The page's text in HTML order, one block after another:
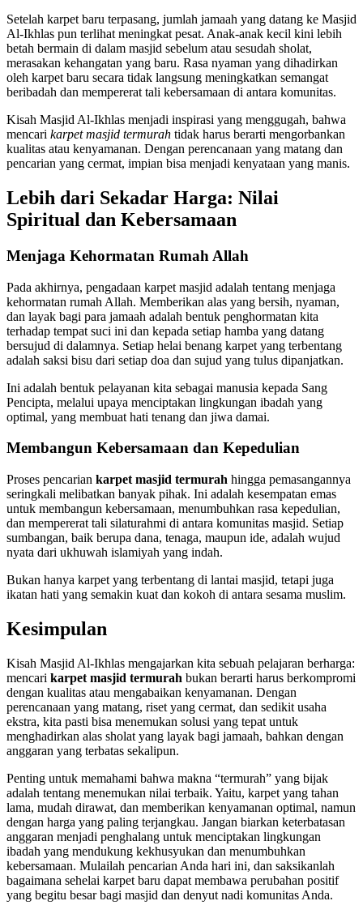
Setelah karpet baru terpasang, jumlah jamaah yang datang ke Masjid
Al-Ikhlas pun terlihat meningkat pesat. Anak-anak kecil kini lebih
betah bermain di dalam masjid sebelum atau sesudah sholat,
merasakan kehangatan yang baru. Rasa nyaman yang dihadirkan
oleh karpet baru secara tidak langsung meningkatkan semangat
beribadah dan mempererat tali kebersamaan di antara komunitas.
Kisah Masjid Al-Ikhlas menjadi inspirasi yang menggugah, bahwa
mencari karpet masjid termurah tidak harus berarti mengorbankan
kualitas atau kenyamanan. Dengan perencanaan yang matang dan
pencarian yang cermat, impian bisa menjadi kenyataan yang manis.
Lebih dari Sekadar Harga: Nilai
Spiritual dan Kebersamaan
Menjaga Kehormatan Rumah Allah
Pada akhirnya, pengadaan karpet masjid adalah tentang menjaga
kehormatan rumah Allah. Memberikan alas yang bersih, nyaman,
dan layak bagi para jamaah adalah bentuk penghormatan kita
terhadap tempat suci ini dan kepada setiap hamba yang datang
bersujud di dalamnya. Setiap helai benang karpet yang terbentang
adalah saksi bisu dari setiap doa dan sujud yang tulus dipanjatkan.
Ini adalah bentuk pelayanan kita sebagai manusia kepada Sang
Pencipta, melalui upaya menciptakan lingkungan ibadah yang
optimal, yang membuat hati tenang dan jiwa damai.
Membangun Kebersamaan dan Kepedulian
Proses pencarian karpet masjid termurah hingga pemasangannya
seringkali melibatkan banyak pihak. Ini adalah kesempatan emas
untuk membangun kebersamaan, menumbuhkan rasa kepedulian,
dan mempererat tali silaturahmi di antara komunitas masjid. Setiap
sumbangan, baik berupa dana, tenaga, maupun ide, adalah wujud
nyata dari ukhuwah islamiyah yang indah.
Bukan hanya karpet yang terbentang di lantai masjid, tetapi juga
ikatan hati yang semakin kuat dan kokoh di antara sesama muslim.
Kesimpulan
Kisah Masjid Al-Ikhlas mengajarkan kita sebuah pelajaran berharga:
mencari karpet masjid termurah bukan berarti harus berkompromi
dengan kualitas atau mengabaikan kenyamanan. Dengan
perencanaan yang matang, riset yang cermat, dan sedikit usaha
ekstra, kita pasti bisa menemukan solusi yang tepat untuk
menghadirkan alas sholat yang layak bagi jamaah, bahkan dengan
anggaran yang terbatas sekalipun.
Penting untuk memahami bahwa makna “termurah” yang bijak
adalah tentang menemukan nilai terbaik. Yaitu, karpet yang tahan
lama, mudah dirawat, dan memberikan kenyamanan optimal, namun
dengan harga yang paling terjangkau. Jangan biarkan keterbatasan
anggaran menjadi penghalang untuk menciptakan lingkungan
ibadah yang mendukung kekhusyukan dan menumbuhkan
kebersamaan. Mulailah pencarian Anda hari ini, dan saksikanlah
bagaimana sehelai karpet baru dapat membawa perubahan positif
yang begitu besar bagi masjid dan denyut nadi komunitas Anda.